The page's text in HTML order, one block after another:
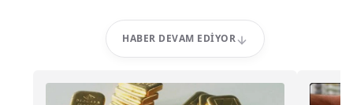
HABER DEVAM EDIYOR